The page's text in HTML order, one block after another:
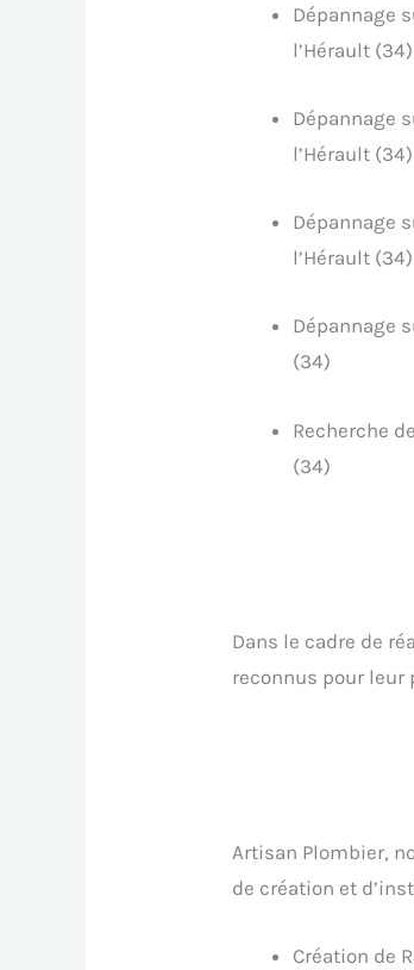
Dépannage
l’Hérault (34)
Dépannage
l’Hérault (34)
Dépannage
l’Hérault (34)
Dépannage
(34)
Recherche
(34)
Dans le cadre de
reconnus pour leur
Artisan Plombier,
de création et
Création de